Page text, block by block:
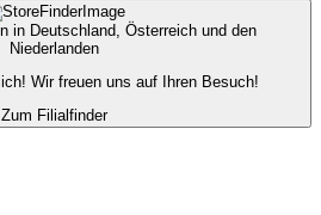
in Deutschland, Österreich und den
Niederlanden
Wir freuen uns auf Ihren Besuch!
Zum Filialfinder